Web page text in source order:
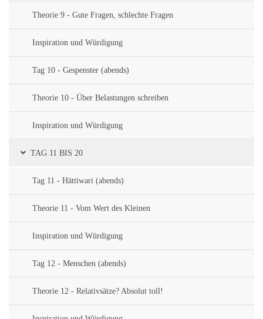
Theorie 9 - Gute Fragen, schlechte Fragen
Inspiration und Würdigung
Tag 10 - Gespenster (abends)
Theorie 10 - Über Belastungen schreiben
Inspiration und Würdigung
TAG 11 BIS 20
Tag 11 - Hättiwari (abends)
Theorie 11 - Vom Wert des Kleinen
Inspiration und Würdigung
Tag 12 - Menschen (abends)
Theorie 12 - Relativsätze? Absolut toll!